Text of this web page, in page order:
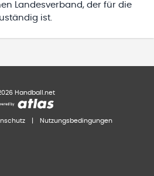
Landesverband, der für die
ist.
Handball.net
Nutzungsbedingungen